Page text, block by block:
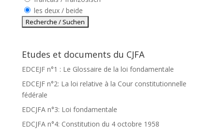
les deux / beide
Etudes et documents du CJFA
EDCEJF n°1 : Le Glossaire de la loi fondamentale
EDCEJF n°2: La loi relative à la Cour constitutionnelle
fédérale
EDCJFA n°3: Loi fondamentale
EDCJFA n°4: Constitution du 4 octobre 1958